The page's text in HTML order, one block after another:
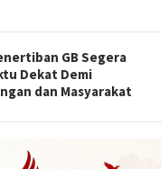
GB Segera
Dekat Demi
dan Masyarakat